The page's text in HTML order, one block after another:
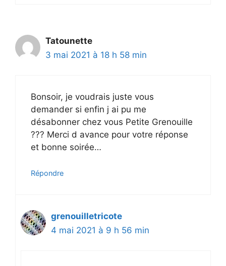
Tatounette
3 mai 2021 à 18 h 58 min
Bonsoir, je voudrais juste vous
demander si enfin j ai pu me
désabonner chez vous Petite Grenouille
??? Merci d avance pour votre réponse
et bonne soirée…
Répondre
grenouilletricote
4 mai 2021 à 9 h 56 min